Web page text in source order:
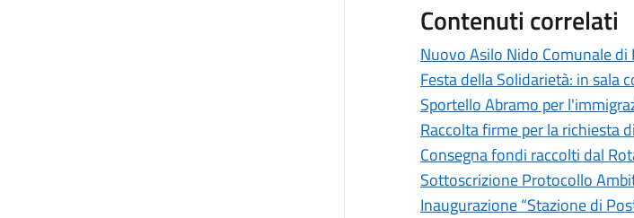
Contenuti correlati
Nuovo Asilo Nido Comunale
Festa della Solidarietà: in sala
Sportello Abramo per
Raccolta firme per la richiesta
Consegna fondi raccolti dal
Sottoscrizione Protocollo
Inaugurazione “Stazione di